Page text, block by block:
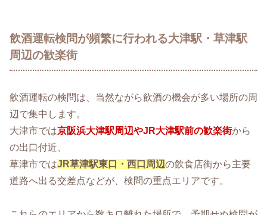
飲酒運転検問が頻繁に行われる大津駅・草津駅
周辺の歓楽街
飲酒運転の検問は、当然ながら飲酒の機会が多い場所の周
辺で集中します。
大津市では京阪浜大津駅周辺やJR大津駅前の歓楽街から
の出口付近、
草津市ではJR草津駅東口・西口周辺の飲食店街から主要
道路へ出る交差点などが、検問の重点エリアです。